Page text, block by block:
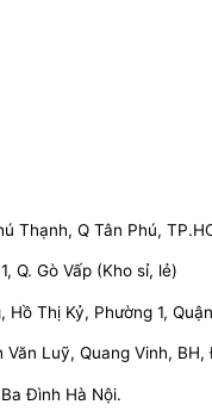
Thạnh, Q Tân Phú,
Q. Gò Vấp (Kho sỉ, lẻ)
Thị Kỷ, Phường 1,
Luỹ, Quang Vinh, BH,
Đình Hà Nội.